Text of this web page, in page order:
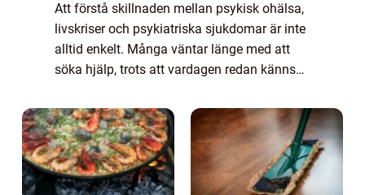
Att förstå skillnaden mellan psykisk ohälsa,
livskriser och psykiatriska sjukdomar är inte
alltid enkelt. Många väntar länge med att
söka hjälp, trots att vardagen redan känns